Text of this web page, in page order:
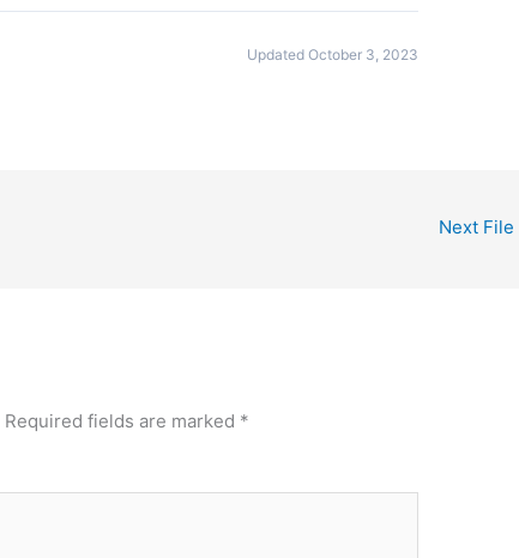
Updated October 3, 2023
Next File
Required fields are marked *